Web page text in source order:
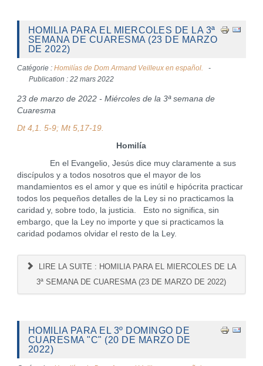
HOMILIA PARA EL MIERCOLES DE LA 3ª
SEMANA DE CUARESMA (23 DE MARZO
DE 2022)
Catégorie : Homilías de Dom Armand Veilleux en español.
Publication : 22 mars 2022
23 de marzo de 2022 - Miércoles de la 3ª semana de
Cuaresma
Dt 4,1. 5-9; Mt 5,17-19.
Homilía
En el Evangelio, Jesús dice muy claramente a sus
discípulos y a todos nosotros que el mayor de los
mandamientos es el amor y que es inútil e hipócrita practicar
todos los pequeños detalles de la Ley si no practicamos la
caridad y, sobre todo, la justicia. Esto no significa, sin
embargo, que la Ley no importe y que si practicamos la
caridad podamos olvidar el resto de la Ley.
LIRE LA SUITE : HOMILIA PARA EL MIERCOLES DE LA
3ª SEMANA DE CUARESMA (23 DE MARZO DE 2022)
HOMILIA PARA EL 3º DOMINGO DE
CUARESMA "C" (20 DE MARZO DE
2022)